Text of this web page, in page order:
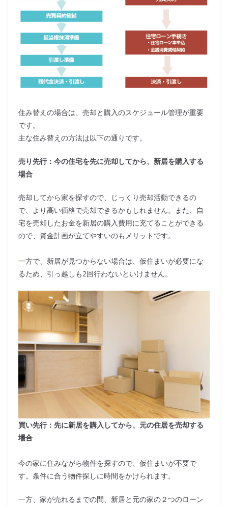
住み替えの場合は、売却と購入のスケジュール管理が重要
です。
主な住み替えの方法は以下の通りです。
売り先行：今の住宅を先に売却してから、新居を購入する
場合
売却してから家を探すので、じっくり売却活動できるの
で、より高い価格で売却できるかもしれません。また、自
宅を売却したお金を新居の購入費用に充てることができる
ので、資金計画が立てやすいのもメリットです。
一方で、新居が見つからない場合は、仮住まいが必要にな
るため、引っ越しも2回行わないといけません。
買い先行：先に新居を購入してから、元の住居を売却する
場合
今の家に住みながら物件を探すので、仮住まいが不要で
す。条件に合う物件探しに時間をかけられます。
一方、家が売れるまでの間、新居と元の家の２つのローン